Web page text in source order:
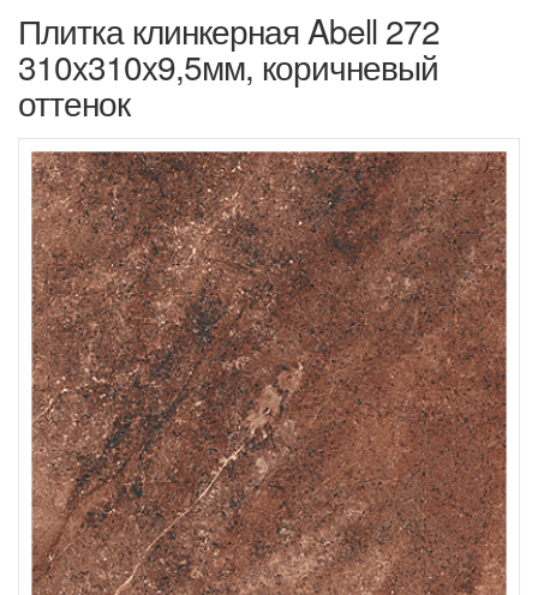
Плитка клинкерная Abell 272
310x310x9,5мм, коричневый
оттенок